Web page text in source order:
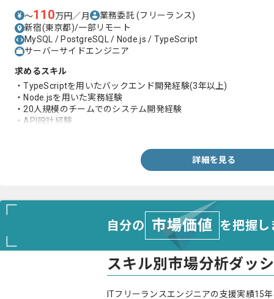
〜110万円／月 業務委託(フリーランス)
新宿(東京都)/一部リモート
MySQL / PostgreSQL / Node.js / TypeScript
サーバーサイドエンジニア
求めるスキル
・TypeScriptを用いたバックエンド開発経験(3年以上)
・Node.jsを用いた実務経験
・20人規模のチームでのシステム開発経験
・API設計経験
詳細を見る
自分の 市場価値 を把握
スキル別市場分析ダッ
ITフリーランスエンジニアの支援実績15